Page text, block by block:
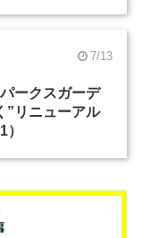
7/13
ークスガーデ
”リニューアル